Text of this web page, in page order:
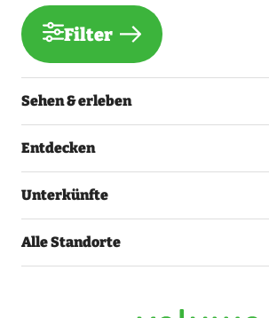
Filter
Sehen & erleben
Entdecken
Unterkünfte
Alle Standorte